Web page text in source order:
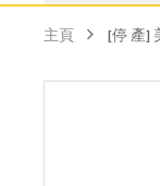
主頁 [停 產]